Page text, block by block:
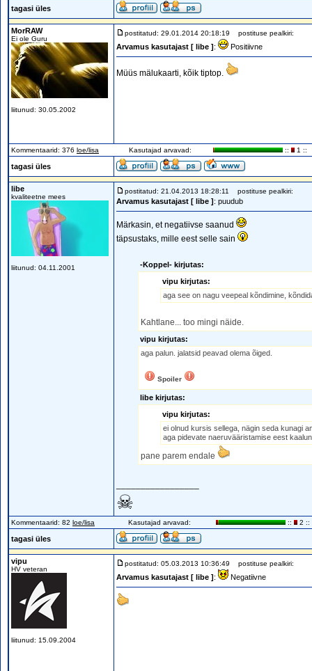
tagasi üles
MorRAW
Ei ole Guru
liitunud: 30.05.2002
postitatud: 29.01.2014 20:18:19 postituse pealkiri:
Arvamus kasutajast [ libe ]: Positiivne
Müüs mälukaarti, kõik tiptop.
Kommentaarid: 376 loe/lisa Kasutajad arvavad: :: 1 ::
tagasi üles
libe
kvaliteetne mees
liitunud: 04.11.2001
postitatud: 21.04.2013 18:28:11 postituse pealkiri:
Arvamus kasutajast [ libe ]: puudub
Märkasin, et negatiivse saanud
täpsustaks, mille eest selle sain
-Koppel- kirjutas:
vipu kirjutas:
aga see on nagu veepeal kõndimine,
Kahtlane... too mingi näide.
vipu kirjutas:
aga palun. jalatsid peavad olema õiged.
Spoiler
libe kirjutas:
vipu kirjutas:
ei olnud kursis sellega, nägin seda kunagi
aga pidevate naeruvääristamise eest
pane parem endale
☠
Kommentaarid: 82 loe/lisa Kasutajad arvavad: :: 2 ::
tagasi üles
vipu
HV veteran
liitunud: 15.09.2004
postitatud: 05.03.2013 10:36:49 postituse pealkiri:
Arvamus kasutajast [ libe ]: Negatiivne